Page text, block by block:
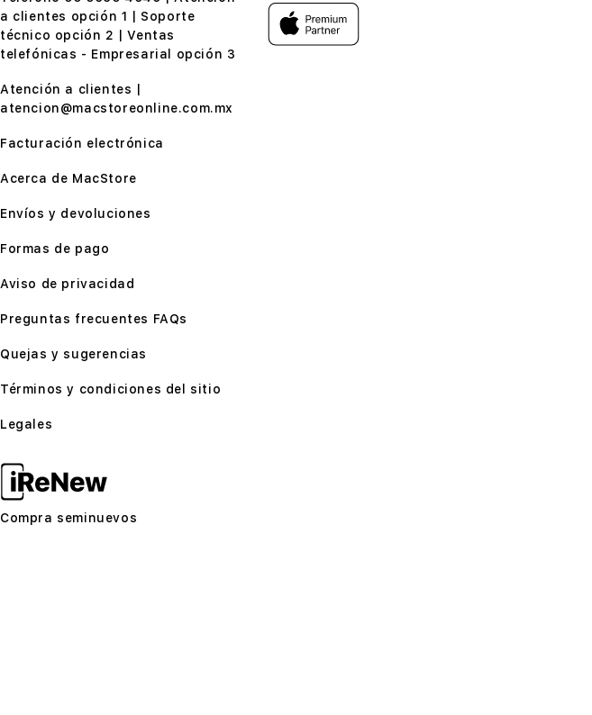
a clientes opción 1 | Soporte
técnico opción 2 | Ventas
telefónicas - Empresarial opción 3
Atención a clientes |
atencion@macstoreonline.com.mx
Facturación electrónica
Acerca de MacStore
Envíos y devoluciones
Formas de pago
Aviso de privacidad
Preguntas frecuentes FAQs
Quejas y sugerencias
Términos y condiciones del sitio
Legales
Compra seminuevos